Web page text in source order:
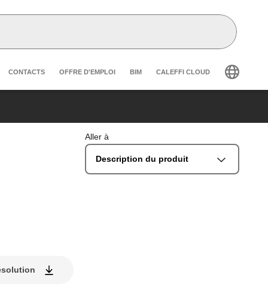
secondary navigation
CONTACTS OFFRE D'EMPLOI BIM CALEFFI CLOUD
Aller à
Description du produit